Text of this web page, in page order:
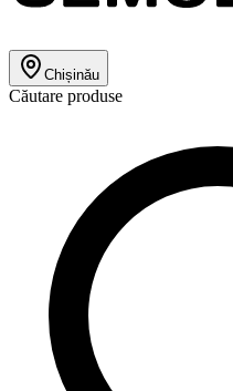
Chișinău
Căutare produse